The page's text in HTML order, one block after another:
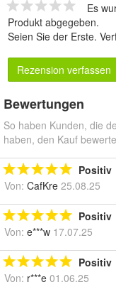
Es
Produkt abgegeben.
Seien Sie der Erste.
Rezension verfassen
Bewertungen
So haben Kunden, die
haben, den Kauf
Positiv
Von: CafKre 25.08.25
Positiv
Von: e***w 17.07.25
Positiv
Von: r***e 01.06.25